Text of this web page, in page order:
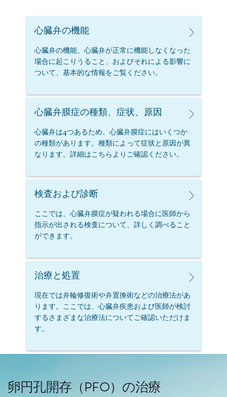
心臓弁の機能
​​心臓弁の機能、心臓弁が正常に機能しなくなった
場合に起こりうること、およびそれによる影響に
ついて、基本的な情報をご覧ください。
心臓弁膜症の種類、症状、原因​
心臓弁は4つあるため、心臓弁膜症にはいくつか
の種類があります。種類によって症状と原因が異
なります。詳細はこちらよりご確認ください。​
検査および診断​
ここでは、心臓弁膜症が疑われる場合に医師から
指示が出される検査について、詳しく調べること
ができます。​
治療と処置​
現在では弁輪修復術や弁置換術などの治療法があ
ります。ここでは、心臓弁疾患および医師が検討
するさまざまな治療法についてご確認いただけま
す。​
卵円孔開存（PFO）の治療